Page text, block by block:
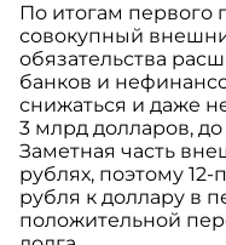
По итогам первого
совокупный
обязательства
банков и
снижаться и даже
3 млрд долларов,
Заметная часть
рублях, поэтому
рубля к доллару в
положительной